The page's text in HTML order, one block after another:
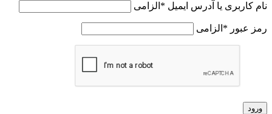
نام کاربری یا آدرس ایمیل * الزامی
رمز عبور * الزامی
ورود